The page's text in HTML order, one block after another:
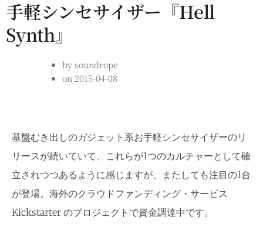
手軽シンセサイザー『Hell
Synth』
bysoundrope
on 2015-04-08
基盤むき出しのガジェット系お手軽シンセサイザーのリ
リースが続いていて、これらが1つのカルチャーとして確
立されつつあるように感じますが、またしても注目の1台
が登場。海外のクラウドファンディング・サービス
Kickstarter のプロジェクトで資金調達中です。